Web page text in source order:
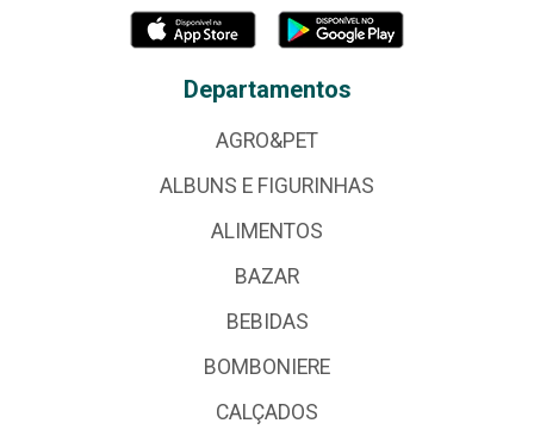
Departamentos
AGRO&PET
ALBUNS E FIGURINHAS
ALIMENTOS
BAZAR
BEBIDAS
BOMBONIERE
CALÇADOS